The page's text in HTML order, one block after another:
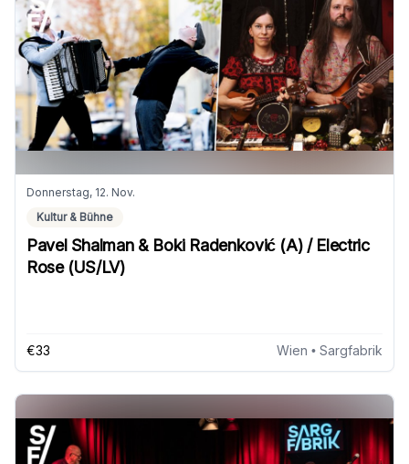
Donnerstag, 12. Nov.
Kultur & Bühne
Pavel Shalman & Boki Radenković (A) / Electric
Rose (US/LV)
€33 Wien • Sargfabrik